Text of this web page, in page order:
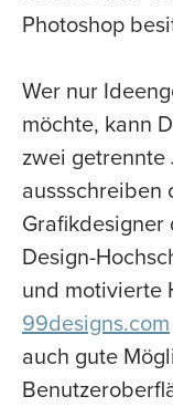
Photoshop
Wer nur
möchte, kann
zwei getrennte
aussschreiben
Grafikdesigner
Design-
und motivierte
99designs.com
auch gute